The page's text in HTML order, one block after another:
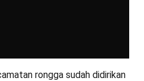
rongga sudah didirikan